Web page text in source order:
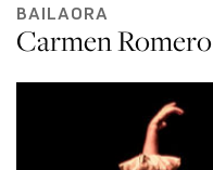
BAILAORA
Carmen Romero